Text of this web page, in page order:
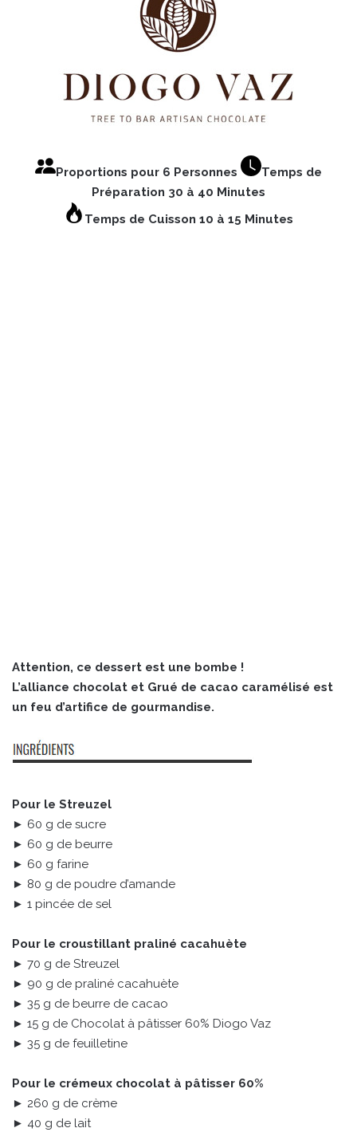
Proportions pour 6 Personnes
Temps de
Préparation 30 à 40 Minutes
Temps de Cuisson 10 à 15 Minutes
Attention, ce dessert est une bombe !
L’alliance chocolat et Grué de cacao caramélisé est
un feu d’artifice de gourmandise.
Pour le Streuzel
► 60 g de sucre
► 60 g de beurre
► 60 g farine
► 80 g de poudre d’amande
► 1 pincée de sel
Pour le croustillant praliné cacahuète
► 70 g de Streuzel
► 90 g de praliné cacahuète
► 35 g de beurre de cacao
► 15 g de Chocolat à pâtisser 60% Diogo Vaz
► 35 g de feuilletine
Pour le crémeux chocolat à pâtisser 60%
► 260 g de crème
► 40 g de lait